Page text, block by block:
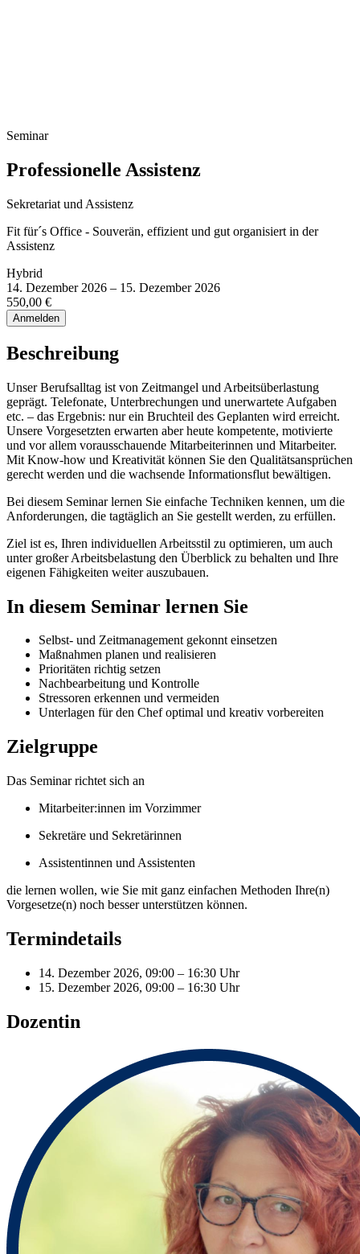
Seminar
Professionelle Assistenz
Sekretariat und Assistenz
Fit für´s Office - Souverän, effizient und gut organisiert in der
Assistenz
Hybrid
14. Dezember 2026 – 15. Dezember 2026
550,00 €
Anmelden
Beschreibung
Unser Berufsalltag ist von Zeitmangel und Arbeitsüberlastung
geprägt. Telefonate, Unterbrechungen und unerwartete Aufgaben
etc. – das Ergebnis: nur ein Bruchteil des Geplanten wird erreicht.
Unsere Vorgesetzten erwarten aber heute kompetente, motivierte
und vor allem vorausschauende Mitarbeiterinnen und Mitarbeiter.
Mit Know-how und Kreativität können Sie den Qualitätsansprüchen
gerecht werden und die wachsende Informationsflut bewältigen.
Bei diesem Seminar lernen Sie einfache Techniken kennen, um die
Anforderungen, die tagtäglich an Sie gestellt werden, zu erfüllen.
Ziel ist es, Ihren individuellen Arbeitsstil zu optimieren, um auch
unter großer Arbeitsbelastung den Überblick zu behalten und Ihre
eigenen Fähigkeiten weiter auszubauen.
In diesem Seminar lernen Sie
Selbst- und Zeitmanagement gekonnt einsetzen
Maßnahmen planen und realisieren
Prioritäten richtig setzen
Nachbearbeitung und Kontrolle
Stressoren erkennen und vermeiden
Unterlagen für den Chef optimal und kreativ vorbereiten
Zielgruppe
Das Seminar richtet sich an
Mitarbeiter:innen im Vorzimmer
Sekretäre und Sekretärinnen
Assistentinnen und Assistenten
die lernen wollen, wie Sie mit ganz einfachen Methoden Ihre(n)
Vorgesetze(n) noch besser unterstützen können.
Termindetails
14. Dezember 2026, 09:00 – 16:30 Uhr
15. Dezember 2026, 09:00 – 16:30 Uhr
Dozentin